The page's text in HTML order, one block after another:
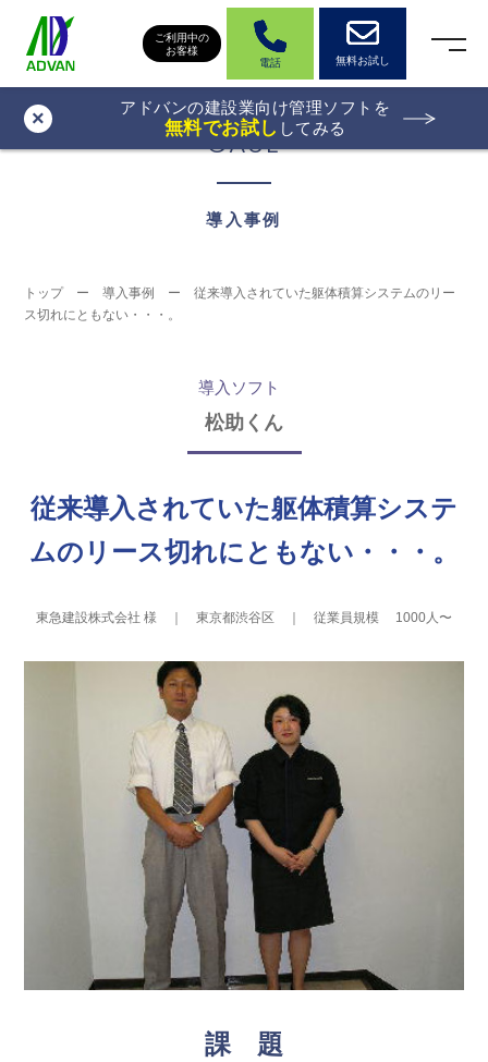
ご利用中の
お客様
電話
無料お試し
× アドバンの建設業向け管理ソフトを
無料でお試し してみる
CASE
導入事例
トップー導入事例 ー従来導入されていた躯体積算システムのリー
ス切れにともない・・・。
導入ソフト
松助くん
従来導入されていた躯体積算システ
ムのリース切れにともない・・・。
東急建設株式会社 様 ｜ 東京都渋谷区 ｜ 従業員規模 1000人〜
課 題